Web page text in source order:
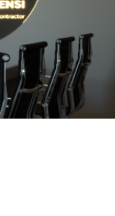
Berdiri
dan memberikan